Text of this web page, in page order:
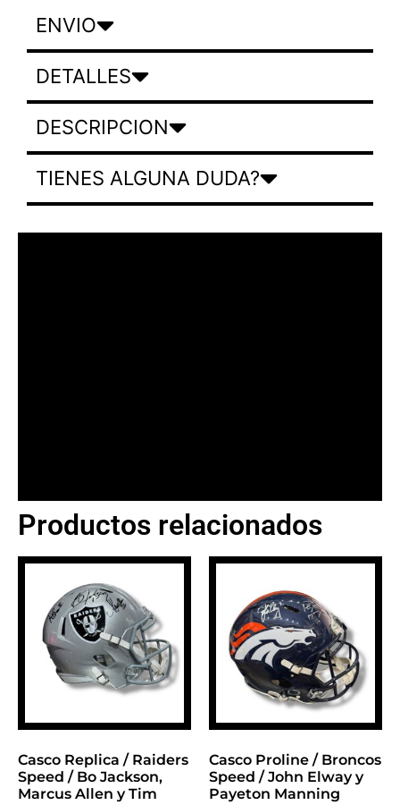
ENVIO
DETALLES
DESCRIPCION
TIENES ALGUNA DUDA?
BANNER CON
PROMOCIONES 1
Productos relacionados
Casco Replica / Raiders
Speed / Bo Jackson,
Marcus Allen y Tim
Casco Proline / Broncos
Speed / John Elway y
Payeton Manning